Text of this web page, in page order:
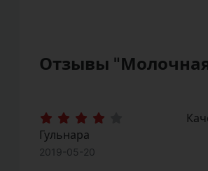
Отзывы
Гульнара
2019-05-20